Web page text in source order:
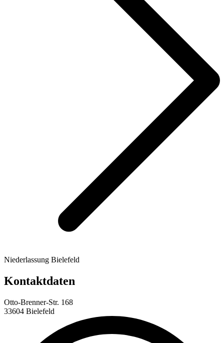
Niederlassung Bielefeld
Kontaktdaten
Otto-Brenner-Str. 168
33604 Bielefeld